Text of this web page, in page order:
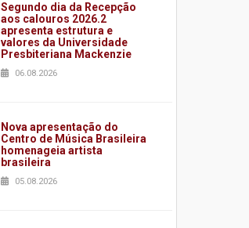
Segundo dia da Recepção
aos calouros 2026.2
apresenta estrutura e
valores da Universidade
Presbiteriana Mackenzie
06.08.2026
Nova apresentação do
Centro de Música Brasileira
homenageia artista
brasileira
05.08.2026